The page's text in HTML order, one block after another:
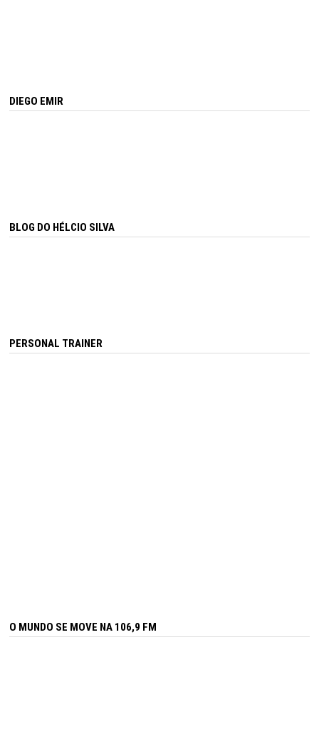
DIEGO EMIR
BLOG DO HÉLCIO SILVA
PERSONAL TRAINER
O MUNDO SE MOVE NA 106,9 FM